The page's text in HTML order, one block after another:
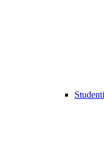
Studenti